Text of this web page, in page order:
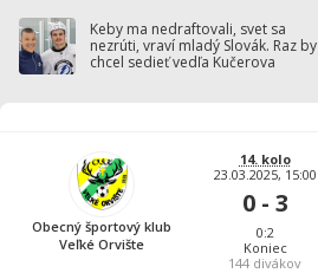
Keby ma nedraftovali, svet sa
nezrúti, vraví mladý Slovák. Raz by
chcel sedieť vedľa Kučerova
Obecný športový klub
Veľké Orvište
14. kolo
23.03.2025, 15:00
0 - 3
0:2
Koniec
144 divákov